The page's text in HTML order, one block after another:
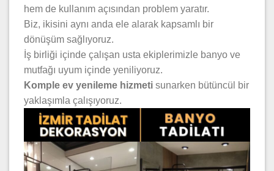
hem de kullanım açısından problem yaratır.
Biz, ikisini aynı anda ele alarak kapsamlı bir
dönüşüm sağlıyoruz.
İş birliği içinde çalışan usta ekiplerimizle banyo ve
mutfağı uyum içinde yeniliyoruz.
Komple ev yenileme hizmeti sunarken bütüncül bir
yaklaşımla çalışıyoruz.